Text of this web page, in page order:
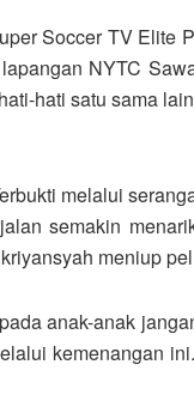
Soccer TV Elite
NYTC
hati satu sama
melalui
semakin
meniup
anak-anak
kemenangan